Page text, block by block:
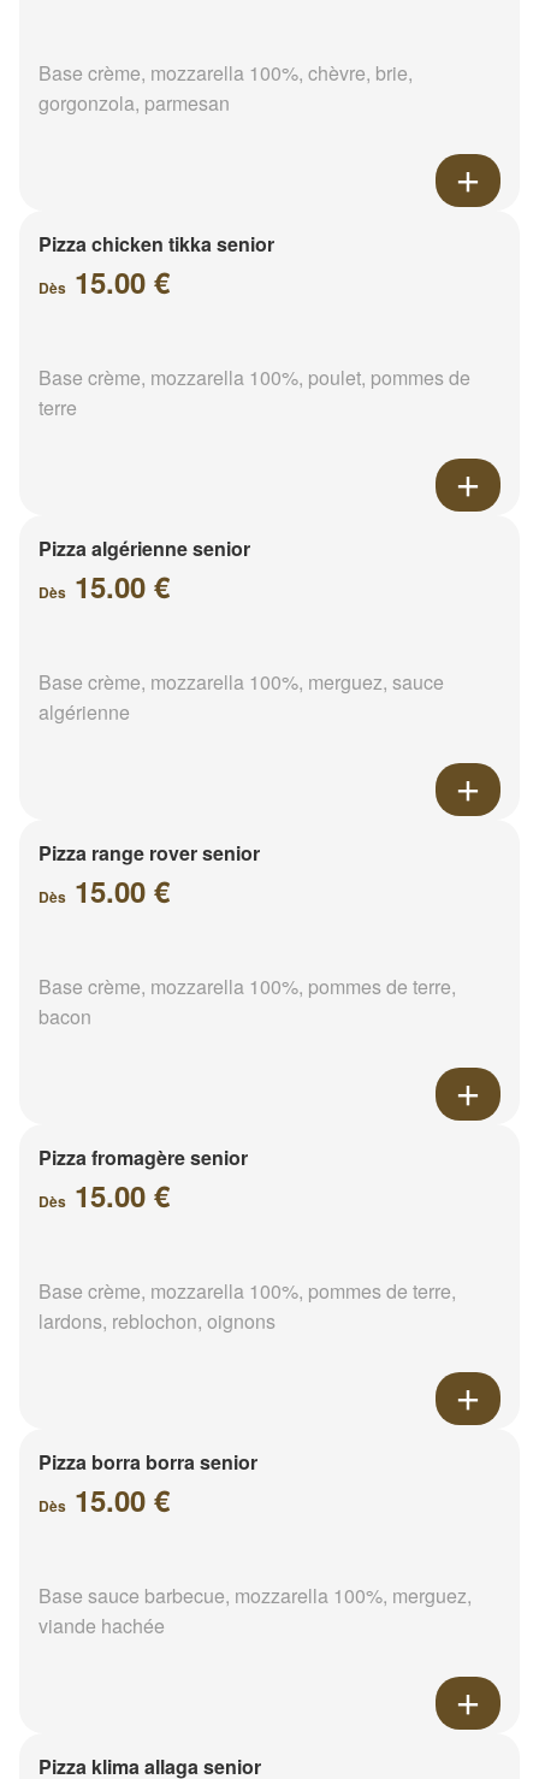
Base crème, mozzarella 100%, chèvre, brie,
gorgonzola, parmesan
Pizza chicken tikka senior
Dès 15.00 €
Base crème, mozzarella 100%, poulet, pommes de
terre
Pizza algérienne senior
Dès 15.00 €
Base crème, mozzarella 100%, merguez, sauce
algérienne
Pizza range rover senior
Dès 15.00 €
Base crème, mozzarella 100%, pommes de terre,
bacon
Pizza fromagère senior
Dès 15.00 €
Base crème, mozzarella 100%, pommes de terre,
lardons, reblochon, oignons
Pizza borra borra senior
Dès 15.00 €
Base sauce barbecue, mozzarella 100%, merguez,
viande hachée
Pizza klima allaga senior